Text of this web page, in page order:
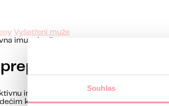
Souhlas
Vyšetření muže
imunologija
preporučujemo
imunologiju mislimo posebno u
kliničkim scenarijima: